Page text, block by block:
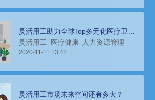
灵活用工助力全球Top多元化医疗卫生
保健品公司提升效率、降低成本
灵活用工 医疗健康 人力资源管理
2020-11-11 13:42
灵活用工市场未来空间还有多大？